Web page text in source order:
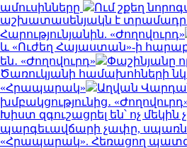
ամուսինները
Ում շքեղ
աշխատասենյակն է
Հարությունյանին. «Ժողովուրդ»
և «Ուժեղ Հայաստան»-ի
են․ «Ժողովուրդ»
Փաշինյանը
Ծառուկյանի համախոհների
«Հրապարակ»
Աղվան
խմբակցությունից․
Խիստ զգուշացրել են՝ ոչ մեկին
պարգեւավճարի չափը,
«Հրապարակ». Հեռացող